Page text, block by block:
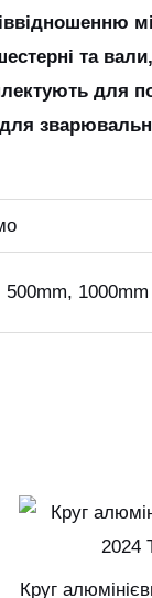
та
для
500mm, 1000mm
Круг